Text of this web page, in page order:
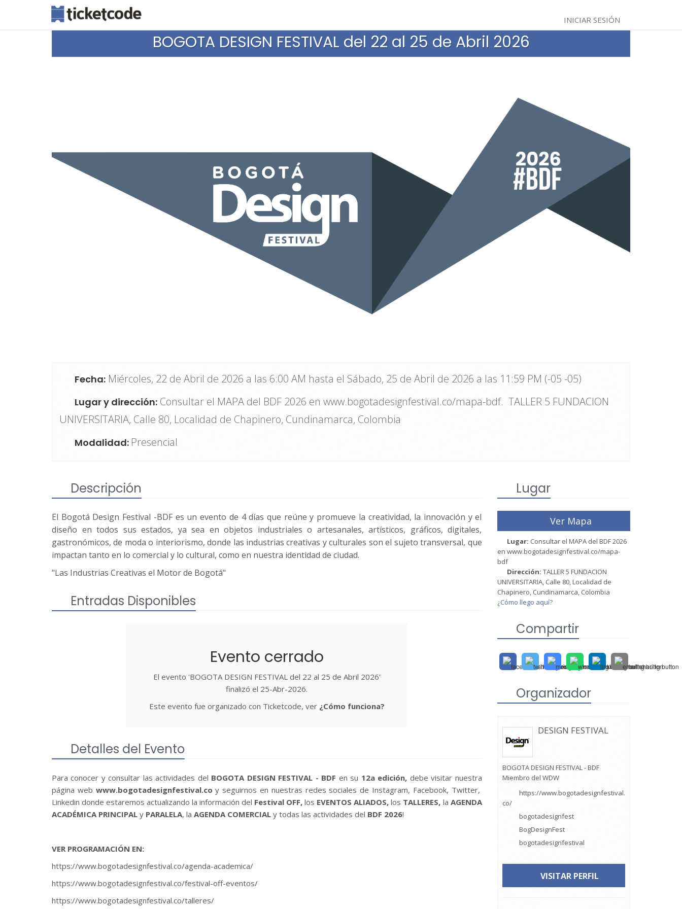
INICIAR SESIÓN
BOGOTA DESIGN FESTIVAL del 22 al 25 de Abril 2026
Fecha: Miércoles, 22 de Abril de 2026 a las 6:00 AM hasta el Sábado, 25 de Abril de 2026 a las 11:59 PM (-05 -05)
Lugar y dirección: Consultar el MAPA del BDF 2026 en www.bogotadesignfestival.co/mapa-bdf. TALLER 5 FUNDACION
UNIVERSITARIA, Calle 80, Localidad de Chapinero, Cundinamarca, Colombia
Modalidad: Presencial
Descripción
El Bogotá Design Festival -BDF es un evento de 4 días que reúne y promueve la creatividad, la innovación y el
diseño en todos sus estados, ya sea en objetos industriales o artesanales, artísticos, gráficos, digitales,
gastronómicos, de moda o interiorismo, donde las industrias creativas y culturales son el sujeto transversal, que
impactan tanto en lo comercial y lo cultural, como en nuestra identidad de ciudad.
"Las Industrias Creativas el Motor de Bogotá"
Entradas Disponibles
Evento cerrado
El evento 'BOGOTA DESIGN FESTIVAL del 22 al 25 de Abril 2026'
finalizó el 25-Abr-2026.
Este evento fue organizado con Ticketcode, ver ¿Cómo funciona?
Detalles del Evento
Para conocer y consultar las actividades del BOGOTA DESIGN FESTIVAL - BDF en su 12a edición, debe visitar nuestra
página web www.bogotadesignfestival.co y seguirnos en nuestras redes sociales de Instagram, Facebook, Twitter,
Linkedin donde estaremos actualizando la información del Festival OFF,los EVENTOS ALIADOS, los TALLERES, la AGENDA
ACADÉMICA PRINCIPAL y PARALELA, la AGENDA COMERCIAL y todas las actividades del BDF 2026!
VER PROGRAMACIÓN EN:
https://www.bogotadesignfestival.co/agenda-academica/
https://www.bogotadesignfestival.co/festival-off-eventos/
https://www.bogotadesignfestival.co/talleres/
Lugar
Ver Mapa
Lugar: Consultar el MAPA del BDF 2026
en www.bogotadesignfestival.co/mapa-
bdf
Dirección: TALLER 5 FUNDACION
UNIVERSITARIA, Calle 80, Localidad de
Chapinero, Cundinamarca, Colombia
¿Cómo llego aquí?
Compartir
Organizador
DESIGN FESTIVAL
BOGOTA DESIGN FESTIVAL - BDF
Miembro del WDW
https://www.bogotadesignfestival.
co/
bogotadesignfest
BogDesignFest
bogotadesignfestival
VISITAR PERFIL